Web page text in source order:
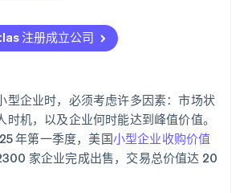
题
响
(EIN) 前开通收款与银行账户功能
务申报
司法律文件
年免费，更享价值 5 万美元的合作伙
注册成立公司
型企业时，必须考虑许多因素：市场状
时机，以及企业何时能达到峰值价值。
年第一季度，美国小型企业收购价值
家企业完成出售，交易总价值达 20